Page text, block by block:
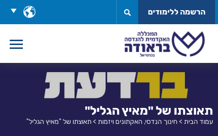
לתוכן
בחר
שפה
הרשמה ללימודים
תאוצתו של "מאיץ הגליל"
עמוד הבית > חינוך הנדסי, האקתונים ויזמות >תאוצתו של "מאיץ הגליל"